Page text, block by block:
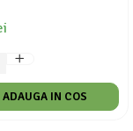
ADAUGA IN COS